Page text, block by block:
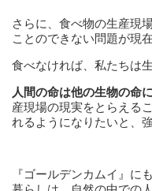
さらに、食べ物の生産現
ことのできない問題が現
食べなければ、私たちは
人間の命は他の生物の命
産現場の現実をとらえる
れるようになりたいと、
『ゴールデンカムイ』に